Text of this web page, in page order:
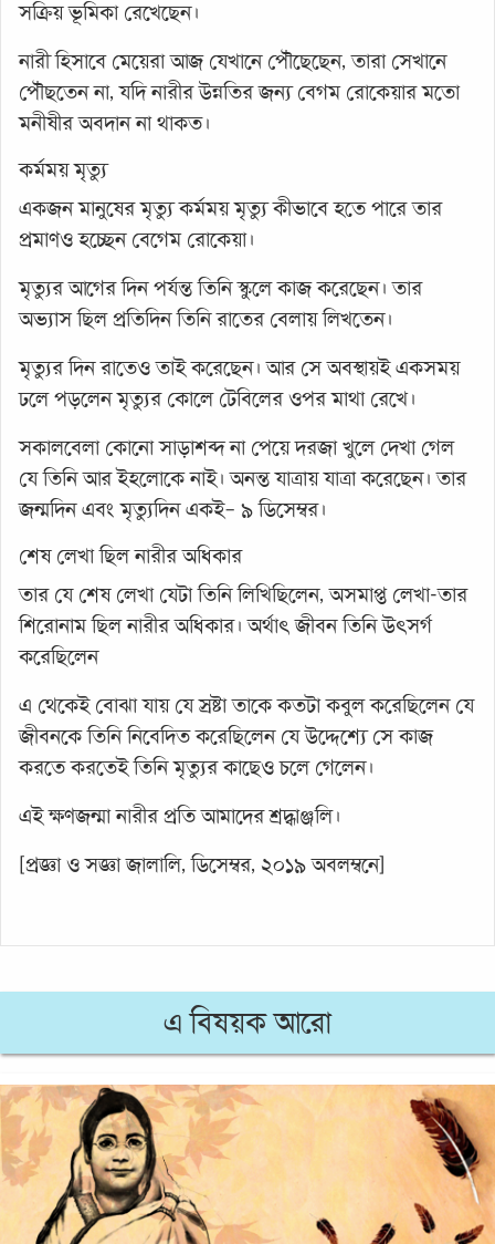
সক্রিয় ভূমিকা রেখেছেন।
নারী হিসাবে মেয়েরা আজ যেখানে পৌঁছেছেন, তারা সেখানে
পৌঁছতেন না, যদি নারীর উন্নতির জন্য বেগম রোকেয়ার মতো
মনীষীর অবদান না থাকত।
কর্মময় মৃত্যু
একজন মানুষের মৃত্যু কর্মময় মৃত্যু কীভাবে হতে পারে তার
প্রমাণও হচ্ছেন বেগেম রোকেয়া।
মৃত্যুর আগের দিন পর্যন্ত তিনি স্কুলে কাজ করেছেন। তার
অভ্যাস ছিল প্রতিদিন তিনি রাতের বেলায় লিখতেন।
মৃত্যুর দিন রাতেও তাই করেছেন। আর সে অবস্থায়ই একসময়
ঢলে পড়লেন মৃত্যুর কোলে টেবিলের ওপর মাথা রেখে।
সকালবেলা কোনো সাড়াশব্দ না পেয়ে দরজা খুলে দেখা গেল
যে তিনি আর ইহলোকে নাই। অনন্ত যাত্রায় যাত্রা করেছেন। তার
জন্মদিন এবং মৃত্যুদিন একই– ৯ ডিসেম্বর।
শেষ লেখা ছিল নারীর অধিকার
তার যে শেষ লেখা যেটা তিনি লিখিছিলেন, অসমাপ্ত লেখা-তার
শিরোনাম ছিল নারীর অধিকার। অর্থাৎ জীবন তিনি উৎসর্গ
করেছিলেন
এ থেকেই বোঝা যায় যে স্রষ্টা তাকে কতটা কবুল করেছিলেন যে
জীবনকে তিনি নিবেদিত করেছিলেন যে উদ্দেশ্যে সে কাজ
করতে করতেই তিনি মৃত্যুর কাছেও চলে গেলেন।
এই ক্ষণজন্মা নারীর প্রতি আমাদের শ্রদ্ধাঞ্জলি।
[প্রজ্ঞা ও সজ্ঞা জালালি, ডিসেম্বর, ২০১৯ অবলম্বনে]
এ বিষয়ক আরো